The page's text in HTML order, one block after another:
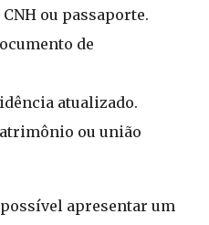
ou passaporte.
de
atualizado.
ou união
possível apresentar um